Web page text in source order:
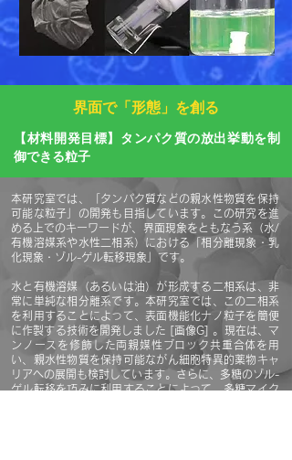
界面で「形態」を創る
【材料開発目標】タンパク質の放出挙動を制
御できる粒子
本研究室では、「タンパク質などの親水性物質を保持
可能な粒子」の開発も目指しています。この研究を進
める上でのキーワードが、界面現象をともなう系（水/
有機溶媒系や水性二相系）における「相分離現象・乳
化現象・ゾル-ゲル転移現象」です。
水と有機溶媒（あるいは油）が形成する二相系は、非
常に単純な相分離系です。本研究室では、この二相系
を利用することによって、表面機能化ナノ粒子を簡便
に作製する技術を開発しました [画像G] 。現在は、マ
ンノースを修飾した両親媒性ブロック共重合体を用
い、親水性物質を保持可能ながん細胞特異的薬物キャ
リアへの展開も検討しています。さらに、多糖のゾル-
ゲル転移を巧みに利用することによって、多糖マイク